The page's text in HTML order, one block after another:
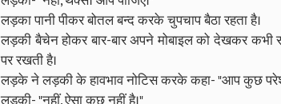
लड़का पानी पीकर बोतल बन्द करके चुपचाप बैठा रहता है।
लड़की बैचेन होकर बार-बार अपने मोबाइल को देखकर कभी
पर रखती है।
लड़के ने लड़की के हावभाव नोटिस करके कहा- "आप कुछ